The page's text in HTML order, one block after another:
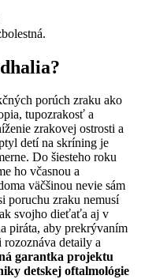
porúch zraku ako
tupozrakosť a
zrakovej ostrosti a
detí na skríning je
Do šiesteho roku
ho včasnou a
väčšinou nevie sám
poruchu zraku nemusí
svojho dieťaťa aj v
piráta, aby prekrývaním
detaily a
garantka projektu
detskej oftalmológie